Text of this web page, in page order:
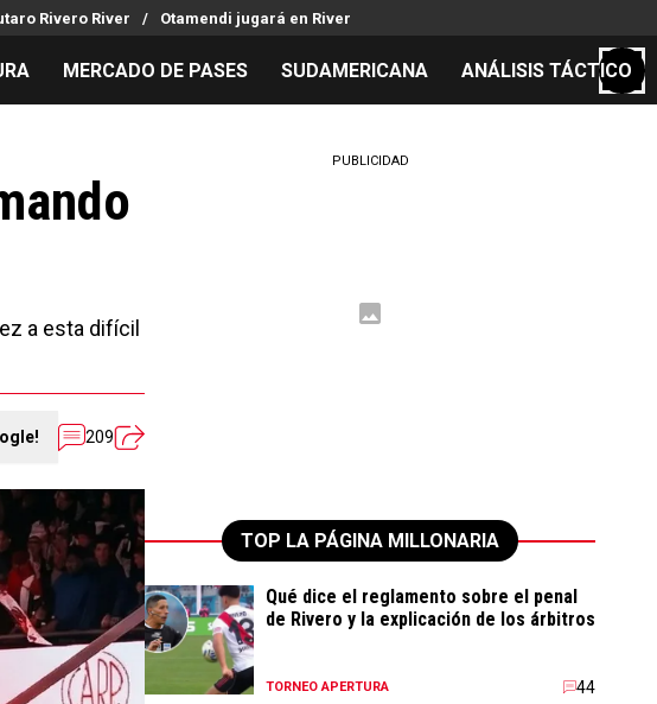
Rivero River Otamendi jugará en River
Noticias
Guías
MERCADO DE PASES SUDAMERICANA ANÁLISIS TÁCTICO
a esta difícil
209
PUBLICIDAD
TOP LA PÁGINA MILLONARIA
Qué dice el reglamento sobre el penal
de Rivero y la explicación de los árbitros
TORNEO APERTURA 44